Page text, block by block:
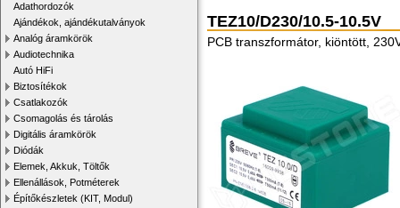
Adathordozók
Ajándékok, ajándékutalványok
Analóg áramkörök
Audiotechnika
Autó HiFi
Biztosítékok
Csatlakozók
Csomagolás és tárolás
Digitális áramkörök
Diódák
Elemek, Akkuk, Töltők
Ellenállások, Potméterek
Építőkészletek (KIT, Modul)
TEZ10/D230/10.5-10.5V
PCB transzformátor, kiöntött,